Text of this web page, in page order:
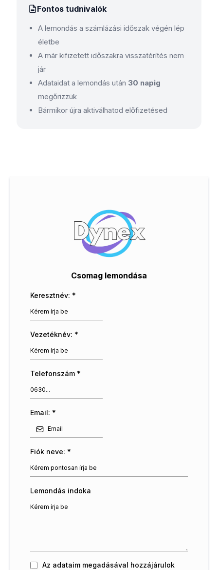
Fontos tudnivalók
A lemondás a számlázási időszak végén lép
életbe
A már kifizetett időszakra visszatérítés nem
jár
Adataidat a lemondás után 30 napig
megőrizzük
Bármikor újra aktiválhatod előfizetésed
Csomag lemondása
Keresztnév: *
Vezetéknév: *
Telefonszám *
Email: *
Fiók neve: *
Lemondás indoka
Az adataim megadásával hozzájárulok